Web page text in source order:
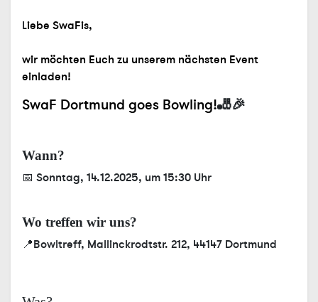
Liebe SwaFis,
wir möchten Euch zu unserem nächsten Event
einladen!
SwaF Dortmund goes Bowling!🎳🎉
Wann?
📅 Sonntag, 14.12.2025, um 15:30 Uhr
Wo treffen wir uns?
📍Bowltreff, Mallinckrodtstr. 212, 44147 Dortmund